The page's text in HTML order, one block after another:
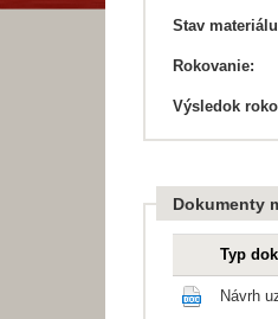
Stav
Rokovanie:
Výsledok
Dokumenty
Typ
Návrh